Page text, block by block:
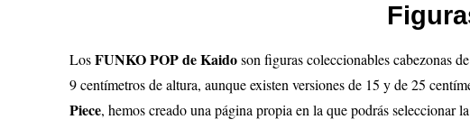
LosFUNKO POP de Kaidoson figuras coleccionables cabezonas
9 centímetros de altura, aunque existen versiones de 15 y de 25
Piece, hemos creado una página propia en la que podrás seleccionar